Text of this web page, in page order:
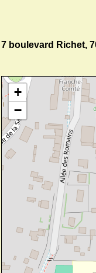
7 boulevard Richet,
+
−